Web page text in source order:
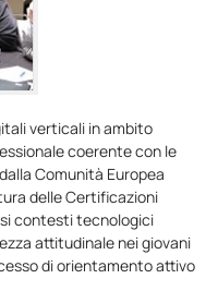
verticali in ambito
coerente con le
Comunità Europea
delle Certificazioni
contesti tecnologici
attitudinale nei giovani
di orientamento attivo